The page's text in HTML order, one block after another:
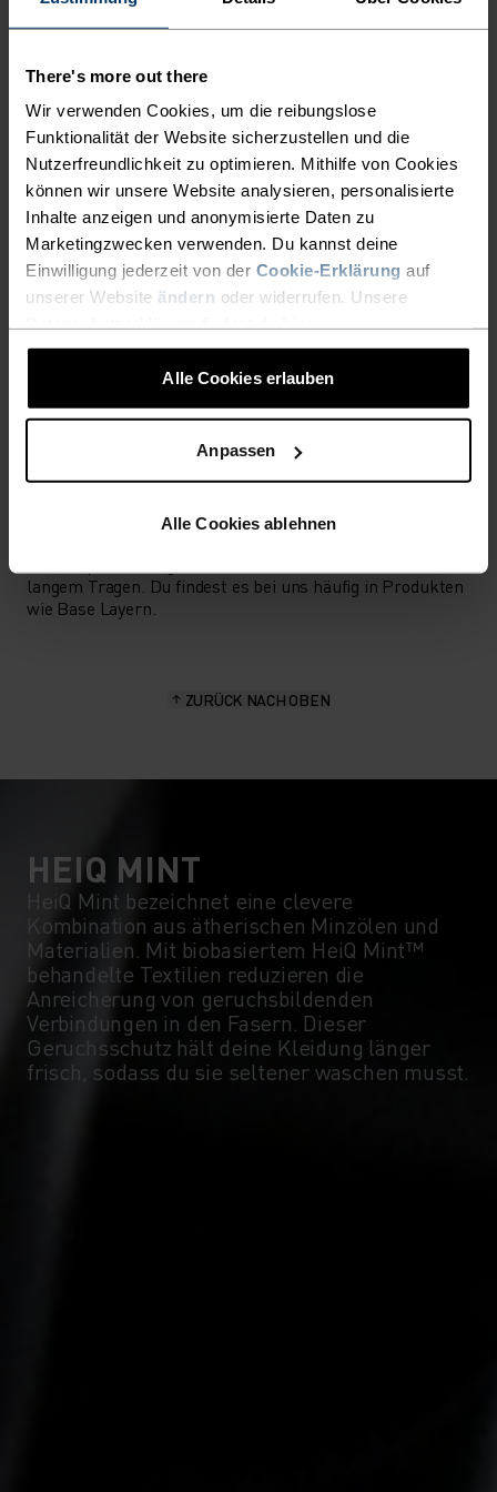
There's more out there
Wir verwenden Cookies, um die reibungslose
Funktionalität der Website sicherzustellen und die
Nutzerfreundlichkeit zu optimieren. Mithilfe von Cookies
können wir unsere Website analysieren, personalisierte
Inhalte anzeigen und anonymisierte Daten zu
Marketingzwecken verwenden. Du kannst deine
Einwilligung jederzeit von der Cookie-Erklärung auf
unserer Website ändern oder widerrufen. Unsere
Alle Cookies erlauben
Anpassen
Alle Cookies ablehnen
Laufbekleidung, die alle anderen hinter sich lässt.
AKTIVITÄTSNIVEAU
NIEDRIG MODERAT
ALLES HOCHINTENSIVE AKTIVITÄTEN
MATERIALEIGENSCHAFTEN
POLYESTER
feuchtigkeitsableitenden und schnelltrocknenden
langem Tragen. Du findest es bei uns häufig in Produkten
wie Base Layern.
ZURÜCK NACH OBEN
HEIQ MINT
HeiQ Mint bezeichnet eine clevere
Kombination aus ätherischen Minzölen und
Materialien. Mit biobasiertem HeiQ Mint™
behandelte Textilien reduzieren die
Anreicherung von geruchsbildenden
Verbindungen in den Fasern. Dieser
Geruchsschutz hält deine Kleidung länger
frisch, sodass du sie seltener waschen musst.